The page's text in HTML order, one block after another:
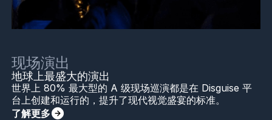
现场演出
地球上最盛大的演出
世界上 80% 最大型的 A 级现场巡演都是在 Disguise 平
台上创建和运行的，提升了现代视觉盛宴的标准。
了解更多